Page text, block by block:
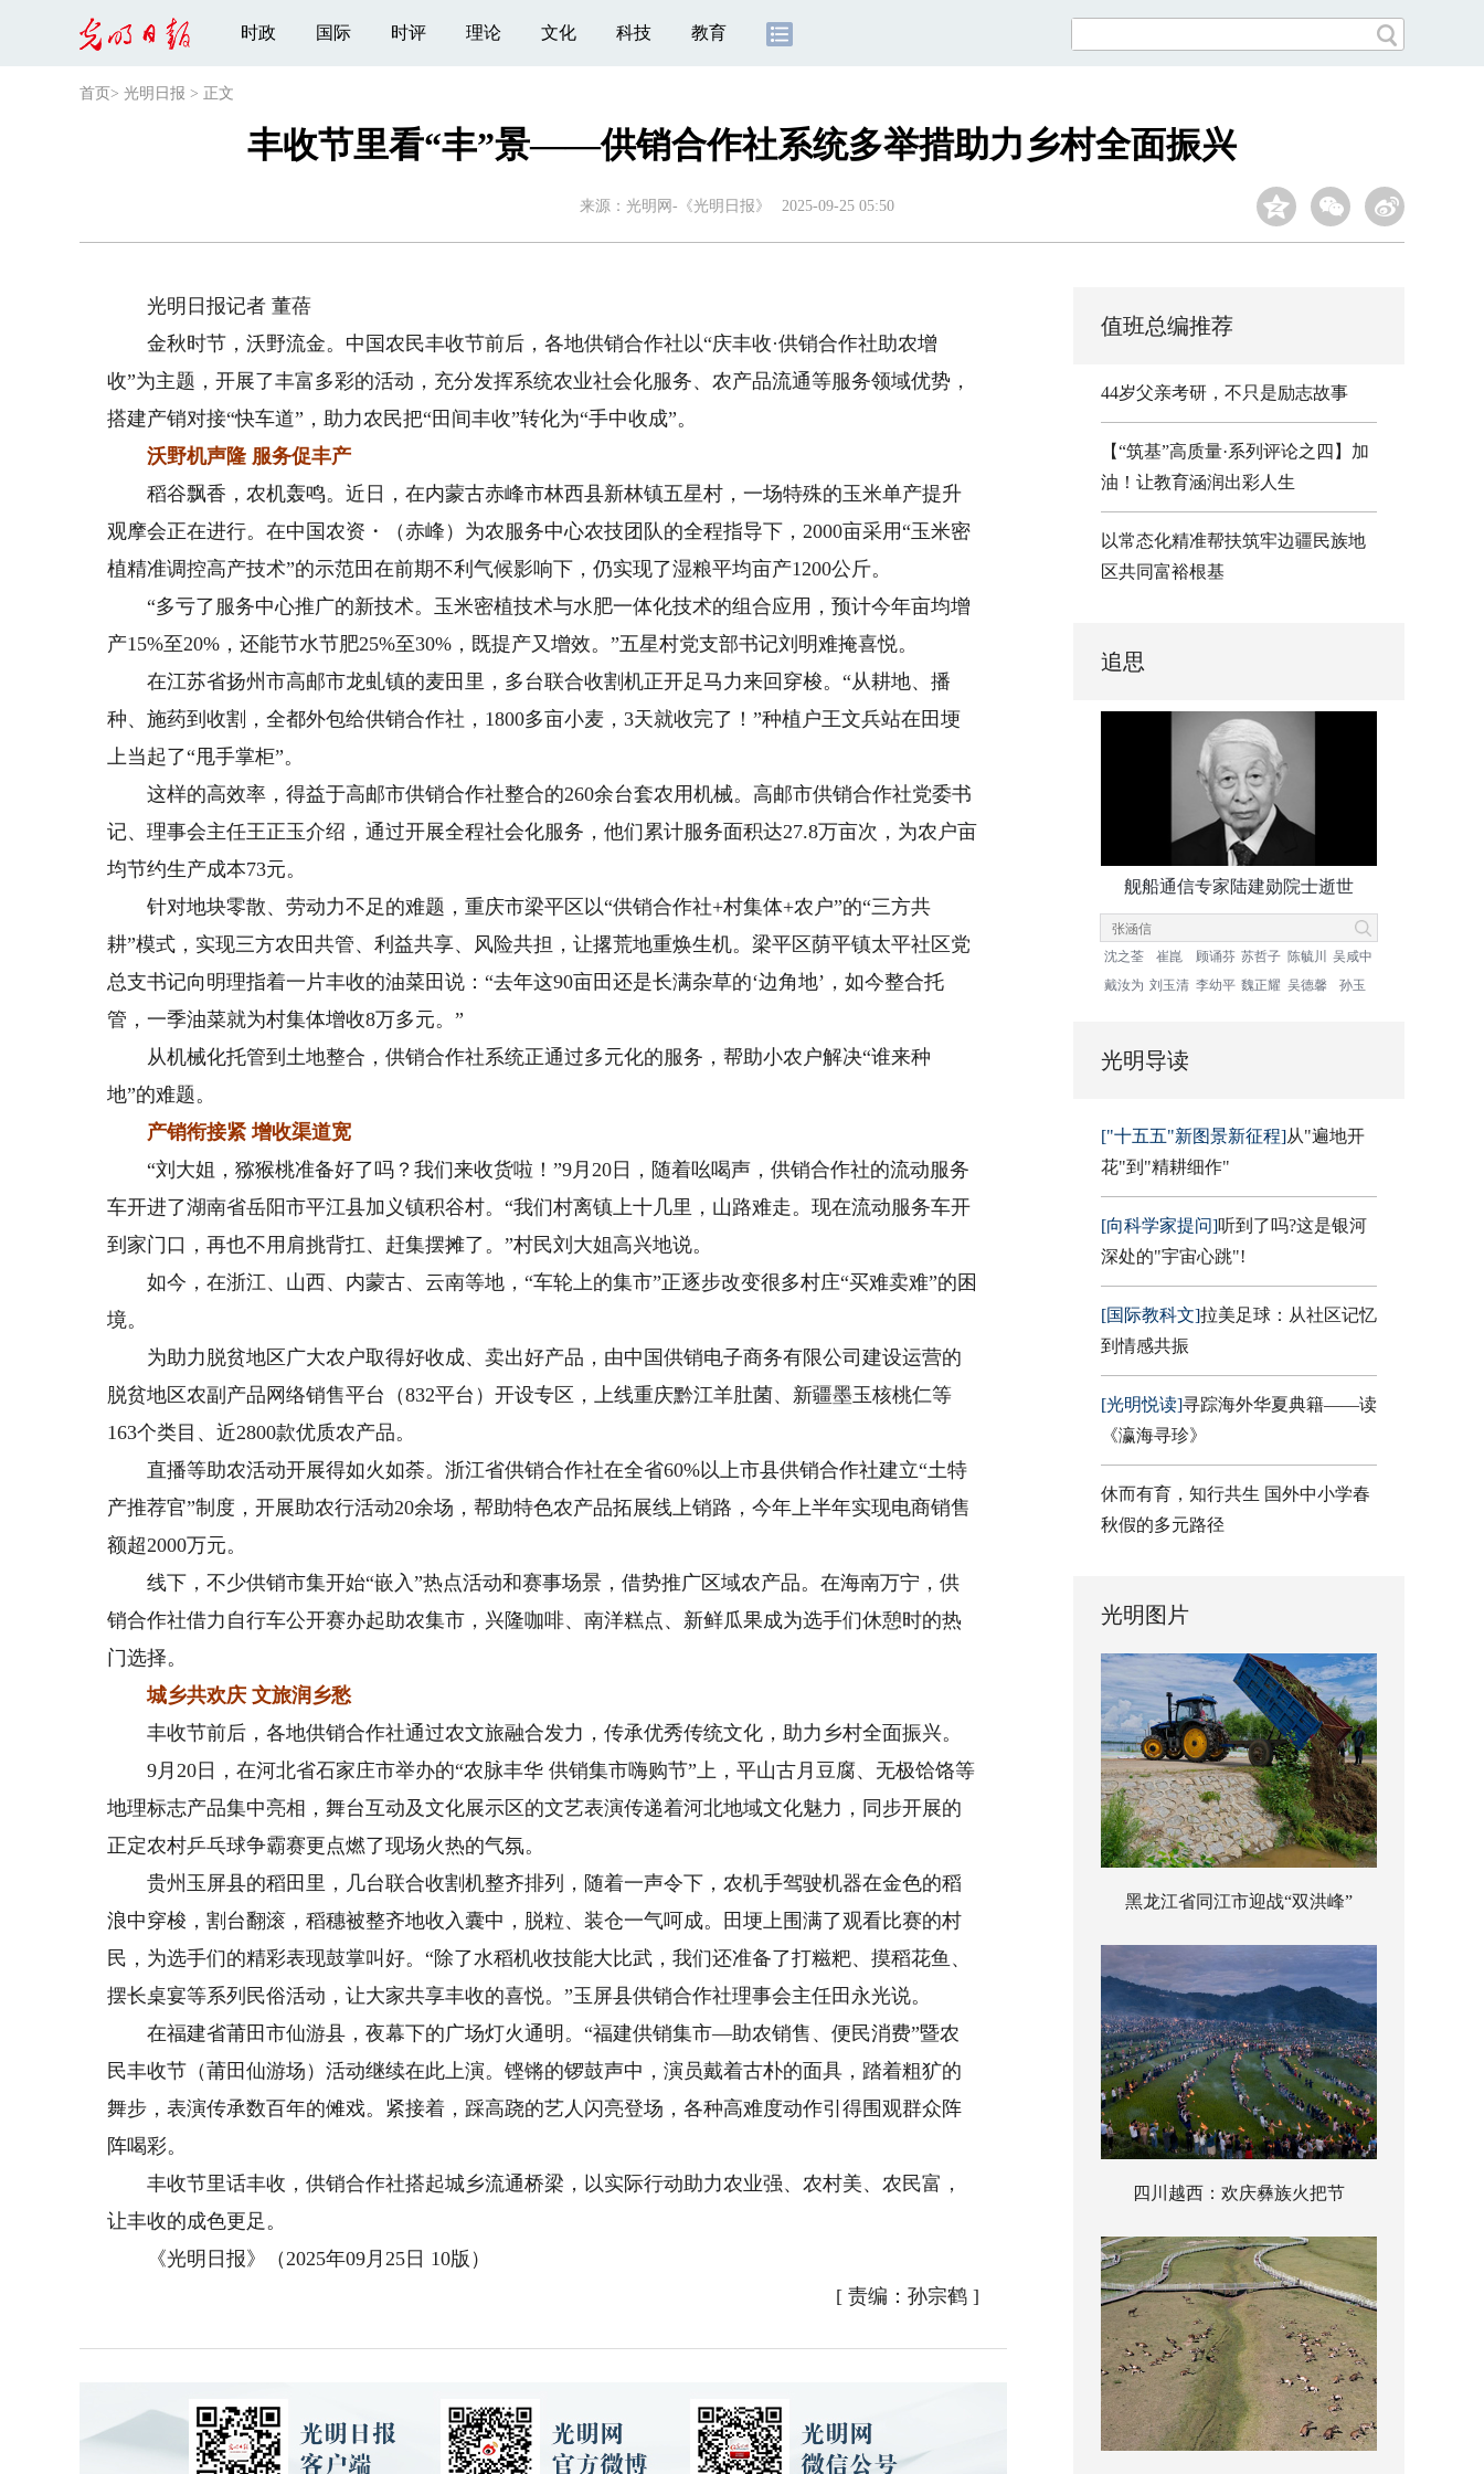
时政 国际 时评 理论 文化 科技 教育
首页 > 光明日报 > 正文
丰收节里看“丰”景——供销合作社系统多举措助力乡村全面振兴
来源： 光明网-《光明日报》 2025-09-25 05:50
光明日报记者 董蓓
金秋时节，沃野流金。中国农民丰收节前后，各地供销合作社以“庆丰收·供销合作社助农增
收”为主题，开展了丰富多彩的活动，充分发挥系统农业社会化服务、农产品流通等服务领域优势，
搭建产销对接“快车道”，助力农民把“田间丰收”转化为“手中收成”。
沃野机声隆 服务促丰产
稻谷飘香，农机轰鸣。近日，在内蒙古赤峰市林西县新林镇五星村，一场特殊的玉米单产提升
观摩会正在进行。在中国农资・（赤峰）为农服务中心农技团队的全程指导下，2000亩采用“玉米密
植精准调控高产技术”的示范田在前期不利气候影响下，仍实现了湿粮平均亩产1200公斤。
“多亏了服务中心推广的新技术。玉米密植技术与水肥一体化技术的组合应用，预计今年亩均增
产15%至20%，还能节水节肥25%至30%，既提产又增效。”五星村党支部书记刘明难掩喜悦。
在江苏省扬州市高邮市龙虬镇的麦田里，多台联合收割机正开足马力来回穿梭。“从耕地、播
种、施药到收割，全都外包给供销合作社，1800多亩小麦，3天就收完了！”种植户王文兵站在田埂
上当起了“甩手掌柜”。
这样的高效率，得益于高邮市供销合作社整合的260余台套农用机械。高邮市供销合作社党委书
记、理事会主任王正玉介绍，通过开展全程社会化服务，他们累计服务面积达27.8万亩次，为农户亩
均节约生产成本73元。
针对地块零散、劳动力不足的难题，重庆市梁平区以“供销合作社+村集体+农户”的“三方共
耕”模式，实现三方农田共管、利益共享、风险共担，让撂荒地重焕生机。梁平区荫平镇太平社区党
总支书记向明理指着一片丰收的油菜田说：“去年这90亩田还是长满杂草的‘边角地’，如今整合托
管，一季油菜就为村集体增收8万多元。”
从机械化托管到土地整合，供销合作社系统正通过多元化的服务，帮助小农户解决“谁来种
地”的难题。
产销衔接紧 增收渠道宽
“刘大姐，猕猴桃准备好了吗？我们来收货啦！”9月20日，随着吆喝声，供销合作社的流动服务
车开进了湖南省岳阳市平江县加义镇积谷村。“我们村离镇上十几里，山路难走。现在流动服务车开
到家门口，再也不用肩挑背扛、赶集摆摊了。”村民刘大姐高兴地说。
如今，在浙江、山西、内蒙古、云南等地，“车轮上的集市”正逐步改变很多村庄“买难卖难”的困
境。
为助力脱贫地区广大农户取得好收成、卖出好产品，由中国供销电子商务有限公司建设运营的
脱贫地区农副产品网络销售平台（832平台）开设专区，上线重庆黔江羊肚菌、新疆墨玉核桃仁等
163个类目、近2800款优质农产品。
直播等助农活动开展得如火如荼。浙江省供销合作社在全省60%以上市县供销合作社建立“土特
产推荐官”制度，开展助农行活动20余场，帮助特色农产品拓展线上销路，今年上半年实现电商销售
额超2000万元。
线下，不少供销市集开始“嵌入”热点活动和赛事场景，借势推广区域农产品。在海南万宁，供
销合作社借力自行车公开赛办起助农集市，兴隆咖啡、南洋糕点、新鲜瓜果成为选手们休憩时的热
门选择。
城乡共欢庆 文旅润乡愁
丰收节前后，各地供销合作社通过农文旅融合发力，传承优秀传统文化，助力乡村全面振兴。
9月20日，在河北省石家庄市举办的“农脉丰华 供销集市嗨购节”上，平山古月豆腐、无极饸饹等
地理标志产品集中亮相，舞台互动及文化展示区的文艺表演传递着河北地域文化魅力，同步开展的
正定农村乒乓球争霸赛更点燃了现场火热的气氛。
贵州玉屏县的稻田里，几台联合收割机整齐排列，随着一声令下，农机手驾驶机器在金色的稻
浪中穿梭，割台翻滚，稻穗被整齐地收入囊中，脱粒、装仓一气呵成。田埂上围满了观看比赛的村
民，为选手们的精彩表现鼓掌叫好。“除了水稻机收技能大比武，我们还准备了打糍粑、摸稻花鱼、
摆长桌宴等系列民俗活动，让大家共享丰收的喜悦。”玉屏县供销合作社理事会主任田永光说。
在福建省莆田市仙游县，夜幕下的广场灯火通明。“福建供销集市—助农销售、便民消费”暨农
民丰收节（莆田仙游场）活动继续在此上演。铿锵的锣鼓声中，演员戴着古朴的面具，踏着粗犷的
舞步，表演传承数百年的傩戏。紧接着，踩高跷的艺人闪亮登场，各种高难度动作引得围观群众阵
阵喝彩。
丰收节里话丰收，供销合作社搭起城乡流通桥梁，以实际行动助力农业强、农村美、农民富，
让丰收的成色更足。
《光明日报》（2025年09月25日 10版）
[ 责编：孙宗鹤]
值班总编推荐
44岁父亲考研，不只是励志故事
【“筑基”高质量·系列评论之四】加
油！让教育涵润出彩人生
以常态化精准帮扶筑牢边疆民族地
区共同富裕根基
追思
舰船通信专家陆建勋院士逝世
沈之荃 崔崑 顾诵芬 苏哲子 陈毓川
吴咸中
戴汝为 刘玉清 李幼平 魏正耀 吴德馨 孙玉
光明导读
["十五五"新图景新征程]从"遍地开
花"到"精耕细作"
[向科学家提问]听到了吗?这是银河
深处的"宇宙心跳"!
[国际教科文]拉美足球：从社区记忆
到情感共振
[光明悦读]寻踪海外华夏典籍——读
《瀛海寻珍》
休而有育，知行共生 国外中小学春
秋假的多元路径
光明图片
黑龙江省同江市迎战“双洪峰”
四川越西：欢庆彝族火把节